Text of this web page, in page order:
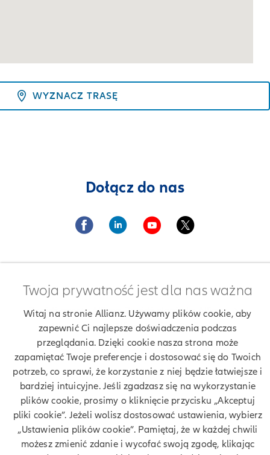
WYZNACZ TRASĘ
Dołącz do nas
Twoje dane
Polityka prywatności
Polityka cookies
Znajdź agenta Allianz. Znajdź placówkę Allianz
Ubezpieczenia Allianz Dariusz Sadłocha
Twoja prywatność jest dla nas ważna
Witaj na stronie Allianz. Używamy plików cookie, aby
zapewnić Ci najlepsze doświadczenia podczas
przeglądania. Dzięki cookie nasza strona może
zapamiętać Twoje preferencje i dostosować się do Twoich
potrzeb, co sprawi, że korzystanie z niej będzie łatwiejsze i
bardziej intuicyjne. Jeśli zgadzasz się na wykorzystanie
plików cookie, prosimy o kliknięcie przycisku „Akceptuj
pliki cookie”. Jeżeli wolisz dostosować ustawienia, wybierz
„Ustawienia plików cookie”. Pamiętaj, że w każdej chwili
możesz zmienić zdanie i wycofać swoją zgodę, klikając